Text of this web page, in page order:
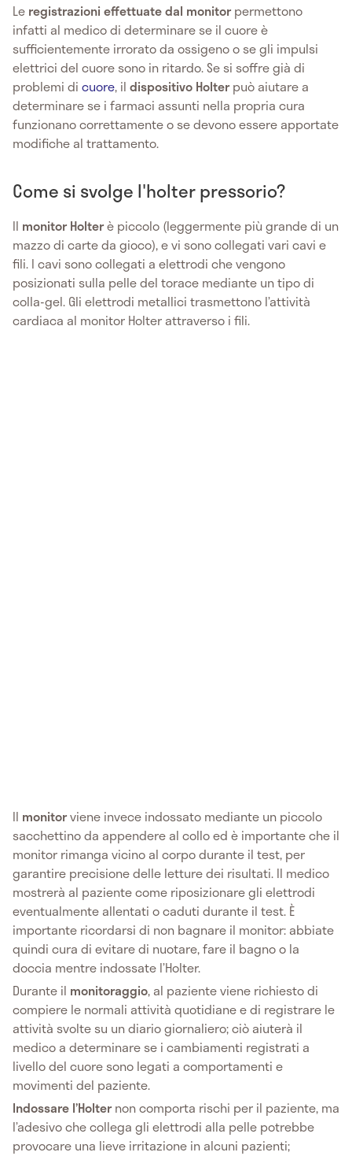
Le registrazioni effettuate dal monitor permettono
infatti al medico di determinare se il cuore è
sufficientemente irrorato da ossigeno o se gli impulsi
elettrici del cuore sono in ritardo. Se si soffre già di
problemi di cuore, il dispositivo Holter può aiutare a
determinare se i farmaci assunti nella propria cura
funzionano correttamente o se devono essere apportate
modifiche al trattamento.
Come si svolge l'holter pressorio?
Il monitor Holterè piccolo (leggermente più grande di un
mazzo di carte da gioco), e vi sono collegati vari cavi e
fili. I cavi sono collegati a elettrodi che vengono
posizionati sulla pelle del torace mediante un tipo di
colla-gel. Gli elettrodi metallici trasmettono l’attività
cardiaca al monitor Holter attraverso i fili.
Il monitorviene invece indossato mediante un piccolo
sacchettino da appendere al collo ed è importante che il
monitor rimanga vicino al corpo durante il test, per
garantire precisione delle letture dei risultati. Il medico
mostrerà al paziente come riposizionare gli elettrodi
eventualmente allentati o caduti durante il test. È
importante ricordarsi di non bagnare il monitor: abbiate
quindi cura di evitare di nuotare, fare il bagno o la
doccia mentre indossate l’Holter.
Durante il monitoraggio, al paziente viene richiesto di
compiere le normali attività quotidiane e di registrare le
attività svolte su un diario giornaliero; ciò aiuterà il
medico a determinare se i cambiamenti registrati a
livello del cuore sono legati a comportamenti e
movimenti del paziente.
Indossare l’Holter non comporta rischi per il paziente, ma
l’adesivo che collega gli elettrodi alla pelle potrebbe
provocare una lieve irritazione in alcuni pazienti;